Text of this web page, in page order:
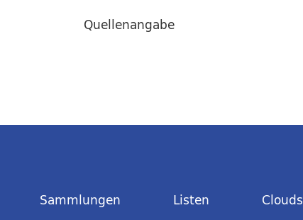
Quellenangabe
Sammlungen Listen Clouds